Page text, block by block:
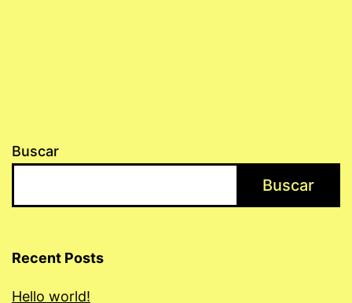
Buscar
Buscar
Recent Posts
Hello world!